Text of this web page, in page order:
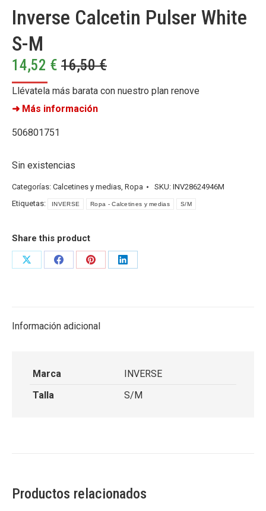
Inverse Calcetin Pulser White
S-M
14,52 € 16,50€
Llévatela más barata con nuestro plan renove
➜ Más información
506801751
Sin existencias
Categorías: Calcetines y medias, Ropa SKU: INV28624946M
Etiquetas:
INVERSE Ropa - Calcetines y medias S/M
Share this product
Share
Share
Share
Share
Información adicional
Marca
INVERSE
Talla
S/M
Productos relacionados